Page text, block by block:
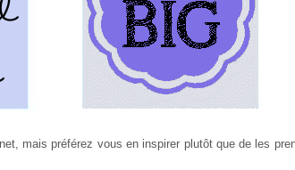
mais préférez vous en inspirer plutôt que de les